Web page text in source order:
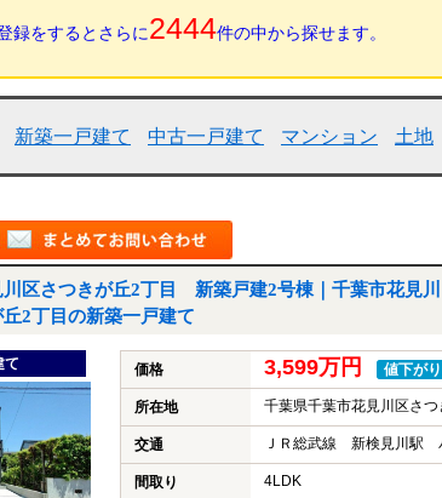
録をするとさらに2444件の中から探せます。
新築一戸建て 中古一戸建て マンション 土地
区さつきが丘2丁目 新築戸建2号棟｜千葉市花見川
丘2丁目の新築一戸建て
て 価格 3,599万円 値下がり
所在地 千葉県千葉市花見川区さつ
交通 ＪＲ総武線 新検見川駅
間取り 4LDK